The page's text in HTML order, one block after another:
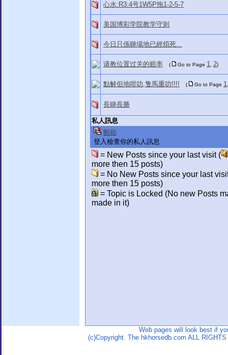
心水:R3:4号1W5P拖1-2-5-7
美国博彩学院教学守则
今日只係睇場地已經煩死...
请教位置过关的赔率 ( Go to Page 1 2)
點解佢地咁叻,隻馬重叻!!!! ( Go to Page 1
長睇長勝
私人訊息
郵箱
登入檢查你的私人訊息
= New Posts since your last visit (
more then 15 posts)
= No New Posts since your last
more then 15 posts)
= Topic is Locked (No new Posts
made in it)
Web pages will look best if
(c)Copyright. The hkhorsedb.com ALL